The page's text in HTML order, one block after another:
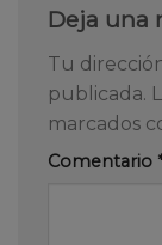
Deja una
Tu
publicada.
marcados
Comentario